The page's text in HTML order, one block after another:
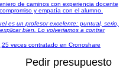
de caminos con experiencia docente
y empatía con el alumno.
es un profesor excelente: puntual, serio,
bien. Lo volveriamos a contrar
25 veces contratado en Cronoshare
Pedir presupuesto